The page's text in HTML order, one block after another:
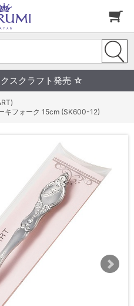
スクラフト発売 ☆
キフォーク 15cm (SK600-12)